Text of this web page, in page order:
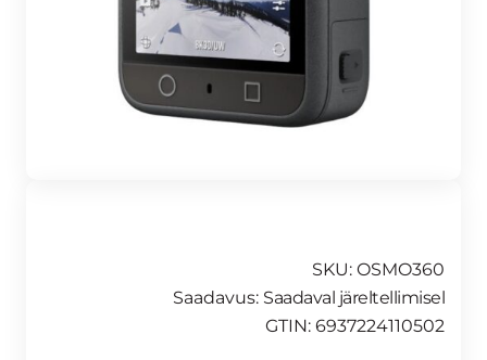
SKU: OSMO360
Saadavus: Saadaval järeltellimisel
GTIN: 6937224110502